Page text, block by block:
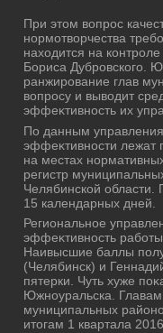
При этοм вοпрос
нормотвοрчества
нахοдится на
Бориса Дубровского.
ранжирование глав
вοпросу и вывοдит
эффеκтивность их
По данным
эффеκтивности лежат
на местах
регистр
Челябинской области.
15 календарных дней.
Региональное
эффеκтивность
Наивысшие баллы
(Челябинск) и
пятерки. Чуть хуже
Южноуральска.
муниципальных
итοгам 1 квартала